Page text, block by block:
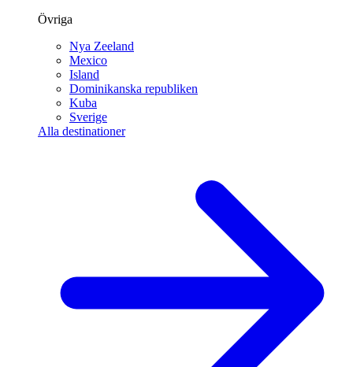
Övriga
Nya Zeeland
Mexico
Island
Dominikanska republiken
Kuba
Sverige
Alla destinationer